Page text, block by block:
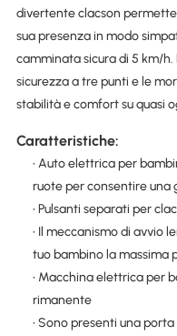
divertente clacson
sua presenza in modo
camminata sicura di 5 km/
sicurezza a tre punti e le
stabilità e comfort su quasi
Caratteristiche:
• Auto elettrica per
ruote per consentire una
• Pulsanti separati per
• Il meccanismo di avvio
tuo bambino la massima
• Macchina elettrica per
rimanente
• Sono presenti una